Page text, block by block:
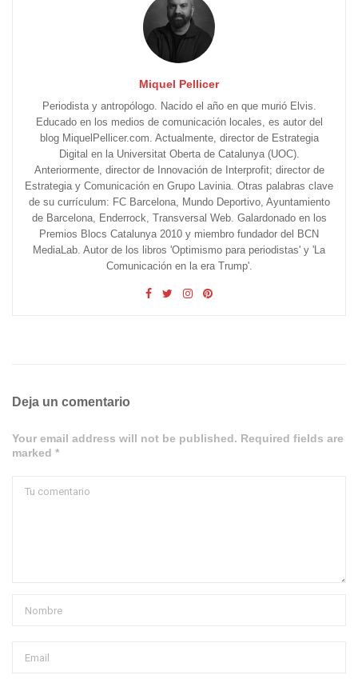
Miquel Pellicer
Periodista y antropólogo. Nacido el año en que murió Elvis.
Educado en los medios de comunicación locales, es autor del
blog MiquelPellicer.com. Actualmente, director de Estrategia
Digital en la Universitat Oberta de Catalunya (UOC).
Anteriormente, director de Innovación de Interprofit; director de
Estrategia y Comunicación en Grupo Lavinia. Otras palabras clave
de su currículum: FC Barcelona, Mundo Deportivo, Ayuntamiento
de Barcelona, Enderrock, Transversal Web. Galardonado en los
Premios Blocs Catalunya 2010 y miembro fundador del BCN
MediaLab. Autor de los libros 'Optimismo para periodistas' y 'La
Comunicación en la era Trump'.
Deja un comentario
Your email address will not be published. Required fields are
marked *